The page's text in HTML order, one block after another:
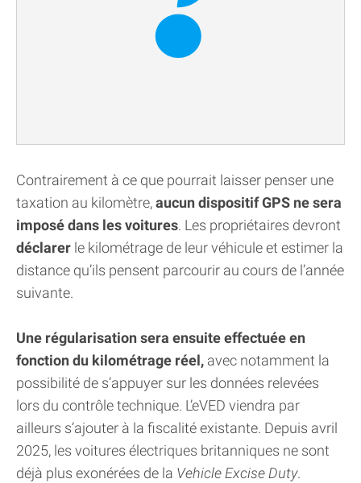
Contrairement à ce que pourrait laisser penser une
taxation au kilomètre,aucun dispositif GPS ne sera
imposé dans les voitures. Les propriétaires devront
déclarer le kilométrage de leur véhicule et estimer la
distance qu’ils pensent parcourir au cours de l’année
suivante.
Une régularisation sera ensuite effectuée en
fonction du kilométrage réel, avec notamment la
possibilité de s’appuyer sur les données relevées
lors du contrôle technique. L’eVED viendra par
ailleurs s’ajouter à la fiscalité existante. Depuis avril
2025, les voitures électriques britanniques ne sont
déjà plus exonérées de la Vehicle Excise Duty.